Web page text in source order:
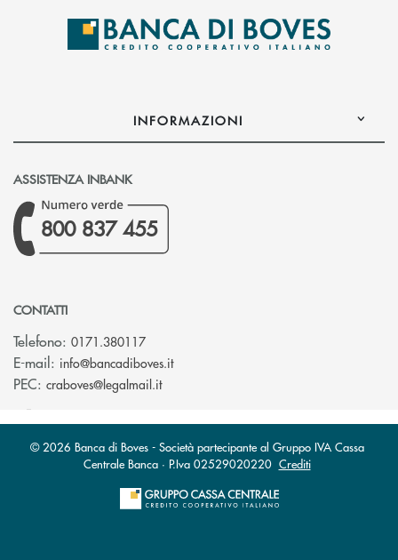
INFORMAZIONI
ASSISTENZA INBANK
800 837 455
CONTATTI
Telefono: 0171.380117
E-mail: info@bancadiboves.it(si apre l’app di posta elettronica)
PEC: craboves@legalmail.it(si apre l’app di posta elettronica)
© 2026 Banca di Boves - Società partecipante al Gruppo IVA Cassa
Centrale Banca · P.Iva 02529020220 Crediti